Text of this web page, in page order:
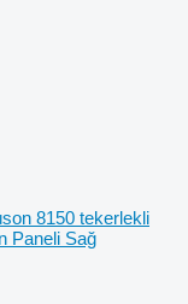
8150 tekerlekli
Paneli Sağ